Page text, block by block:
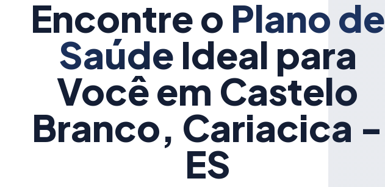
Encontre o Plano de
Saúde Ideal para
Vocêem Castelo
Branco, Cariacica -
ES